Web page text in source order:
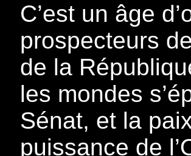
C’est un âge
prospecteurs
de la
les mondes
Sénat, et la
puissance de